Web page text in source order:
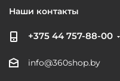
Наши контакты
+375 44 757-88-00
info@360shop.by